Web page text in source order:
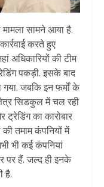
सामने आया है.
करते हुए
अधिकारियों की टीम
पकड़ी. इसके बाद
गया. जबकि इन फर्मों के
सिडकुल में चल रही
ट्रेडिंग का कारोबार
की तमाम कंपनियों में
भी कई कंपनियां
पर हैं. जल्द ही इनके
है.